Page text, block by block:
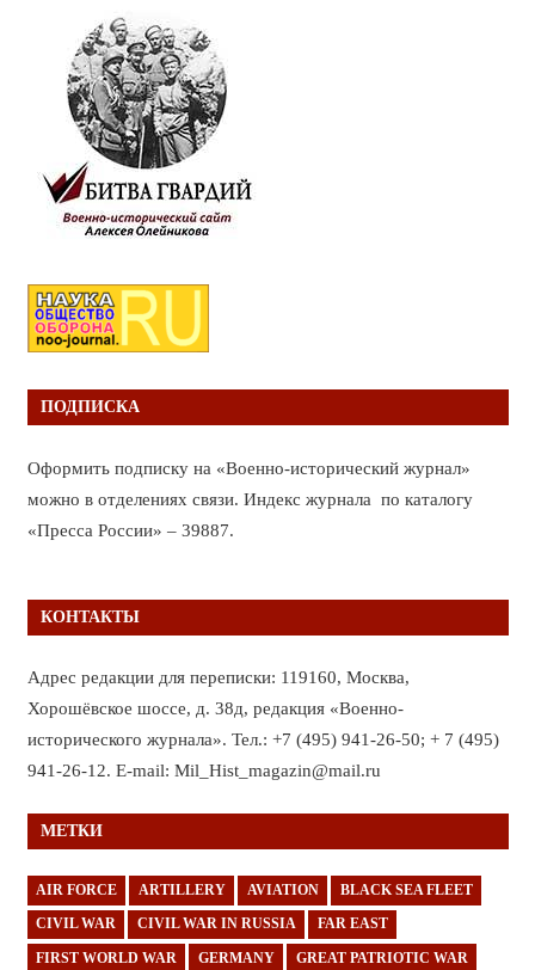
ПОДПИСКА
Оформить подписку на «Военно-исторический журнал»
можно в отделениях связи. Индекс журнала по каталогу
«Пресса России» – 39887.
КОНТАКТЫ
Адрес редакции для переписки: 119160, Москва,
Хорошёвское шоссе, д. 38д, редакция «Военно-
исторического журнала». Тел.: +7 (495) 941-26-50; + 7 (495)
941-26-12. E-mail: Mil_Hist_magazin@mail.ru
МЕТКИ
AIR FORCE ARTILLERY AVIATION BLACK SEA FLEET
CIVIL WAR CIVIL WAR IN RUSSIA FAR EAST
FIRST WORLD WAR GERMANY GREAT PATRIOTIC WAR